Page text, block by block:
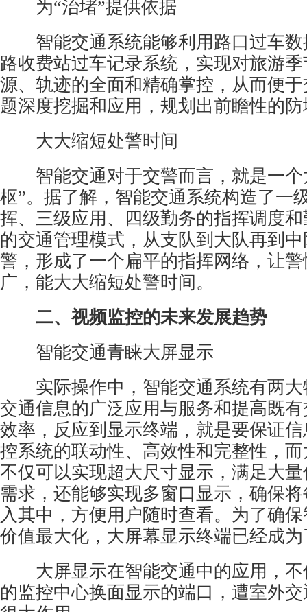
为“治堵”提供依据
智能交通系统能够利用路口过车数
路收费站过车记录系统，实现对旅游
源、轨迹的全面和精确掌控，从而便
题深度挖掘和应用，规划出前瞻性的
大大缩短处警时间
智能交通对于交警而言，就是一个
枢”。据了解，智能交通系统构造了一
挥、三级应用、四级勤务的指挥调度
的交通管理模式，从支队到大队再到
警，形成了一个扁平的指挥网络，让
广，能大大缩短处警时间。
二、视频监控的未来发展趋势
智能交通青睐大屏显示
实际操作中，智能交通系统有两大
交通信息的广泛应用与服务和提高既
效率，反应到显示终端，就是要保证
控系统的联动性、高效性和完整性，
不仅可以实现超大尺寸显示，满足大
需求，还能够实现多窗口显示，确保
入其中，方便用户随时查看。为了确
价值最大化，大屏幕显示终端已经成
大屏显示在智能交通中的应用，不
的监控中心换面显示的端口，遭室外